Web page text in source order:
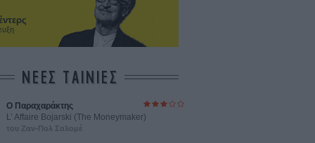
ΝΕΕΣ ΤΑΙΝΙΕΣ
Ο Παραχαράκτης
L’ Affaire Bojarski (The Moneymaker)
του Ζαν-Πολ Σαλομέ